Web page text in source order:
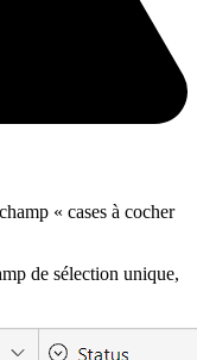
« cases à cocher
de sélection unique,